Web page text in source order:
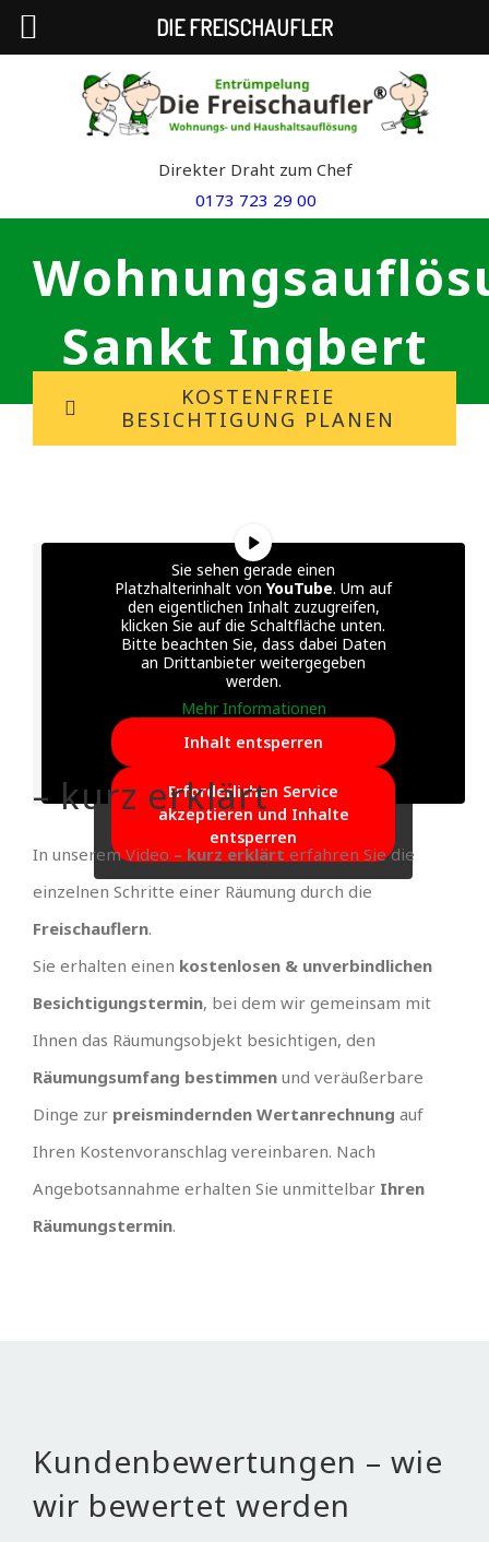
Direkter Draht zum Chef
0173 723 29 00
Sankt Ingbert
KOSTENFREIE
BESICHTIGUNG PLANEN
Sie sehen gerade einen
Platzhalterinhalt von YouTube. Um auf
den eigentlichen Inhalt zuzugreifen,
klicken Sie auf die Schaltfläche unten.
Bitte beachten Sie, dass dabei Daten
an Drittanbieter weitergegeben
werden.
Mehr Informationen
Inhalt entsperren
Erforderlichen Service
akzeptieren und Inhalte
entsperren
– kurz erklärt
In unserem Video – kurz erklärt erfahren Sie die
einzelnen Schritte einer Räumung durch die
Freischauflern.
Sie erhalten einen kostenlosen & unverbindlichen
Besichtigungstermin, bei dem wir gemeinsam mit
Ihnen das Räumungsobjekt besichtigen, den
Räumungsumfang bestimmen und veräußerbare
Dinge zur preismindernden Wertanrechnung auf
Ihren Kostenvoranschlag vereinbaren. Nach
Angebotsannahme erhalten Sie unmittelbar Ihren
Räumungstermin.
Kundenbewertungen – wie
wir bewertet werden
DIE FREISCHAUFLER